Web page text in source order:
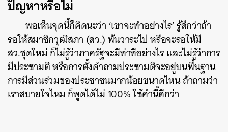
ปัญหาหรือไม่
พอเห็นจุดนี้ก็คิดนะว่า ‘เขาจะทำอย่างไร’ รู้สึกว่าถ้า
รอให้สมาชิกวุฒิสภา (สว.) พ้นวาระไป หรือจะรอให้มี
สว.ชุดใหม่ ก็ไม่รู้ว่าภาครัฐจะมีท่าทีอย่างไร และไม่รู้ว่าการ
มีประชามติ หรือการตั้งคำถามประชามติจะอยู่บนพื้นฐาน
การมีส่วนร่วมของประชาชนมากน้อยขนาดไหน ถ้าถามว่า
เราสบายใจไหม ก็พูดได้ไม่ 100% ใช้คำนี้ดีกว่า